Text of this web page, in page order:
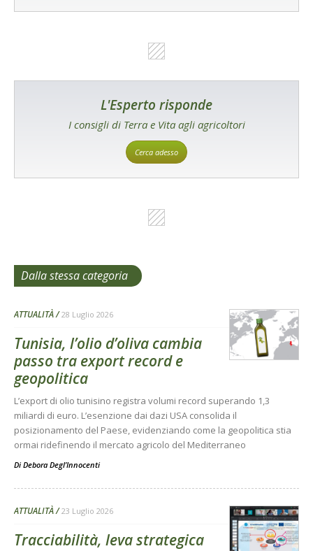
L'Esperto risponde
I consigli di Terra e Vita agli agricoltori
Cerca adesso
Dalla stessa categoria
ATTUALITÀ 28 Luglio 2026
Tunisia, l’olio d’oliva cambia
passo tra export record e
geopolitica
L’export di olio tunisino registra volumi record superando 1,3
miliardi di euro. L’esenzione dai dazi USA consolida il
posizionamento del Paese, evidenziando come la geopolitica stia
ormai ridefinendo il mercato agricolo del Mediterraneo
Di Debora Degl’Innocenti
ATTUALITÀ 23 Luglio 2026
Tracciabilità, leva strategica